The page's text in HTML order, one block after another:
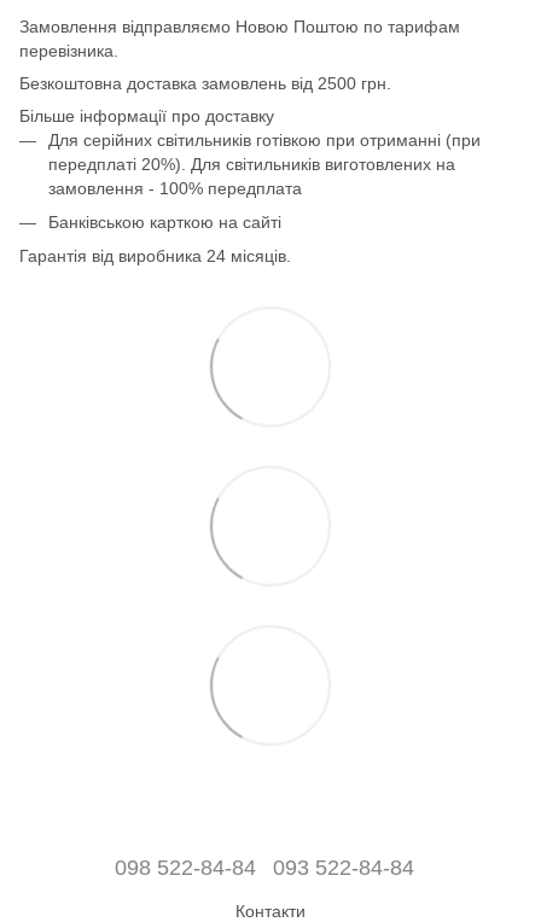
Замовлення відправляємо Новою Поштою по тарифам
перевізника.
Безкоштовна доставка замовлень від 2500 грн.
Більше інформації про доставку
Для серійних світильників готівкою при отриманні (при
передплаті 20%). Для світильників виготовлених на
замовлення - 100% передплата
Банківською карткою на сайті
Гарантія від виробника 24 місяців.
098 522-84-84 093 522-84-84
Контакти